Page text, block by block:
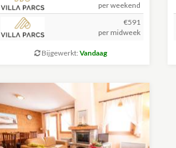
per weekend
€591
per midweek
Bijgewerkt: Vandaag